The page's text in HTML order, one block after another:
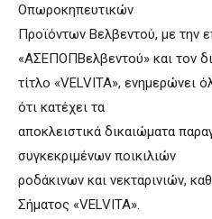
Οπωροκηπευτικών
Προϊόντων Βελβεντού, με την
«ΑΣΕΠΟΠΒελβεντού» και τον
τίτλο «VELVITA», ενημερώνει
ότι κατέχει τα
αποκλειστικά δικαιώματα
συγκεκριμένων ποικιλιών
ροδάκινων και νεκταρινιών,
Σήματος «VELVITA».